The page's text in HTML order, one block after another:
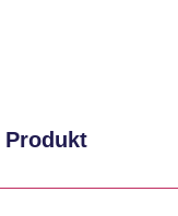
Produkt